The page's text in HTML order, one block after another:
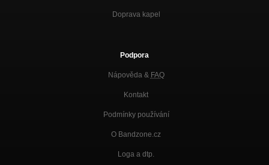
Doprava kapel
Podpora
Nápověda & FAQ
Kontakt
Podmínky používání
O Bandzone.cz
Loga a dtp.